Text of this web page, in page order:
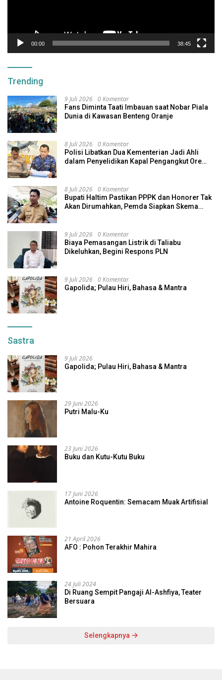
00:00 38:45
Trending
9 Juli 2026 0 Komentar
Fans Diminta Taati Imbauan saat Nobar Piala
Dunia di Kawasan Benteng Oranje
8 Juli 2026 0 Komentar
Polisi Libatkan Dua Kementerian Jadi Ahli
dalam Penyelidikan Kapal Pengangkut Ore
8 Juli 2026 0 Komentar
Bupati Haltim Pastikan PPPK dan Honorer Tak
Akan Dirumahkan, Pemda Siapkan Skema
9 Juli 2026 0 Komentar
Biaya Pemasangan Listrik di Taliabu
Dikeluhkan, Begini Respons PLN
9 Juli 2026 0 Komentar
Gapolida; Pulau Hiri, Bahasa & Mantra
Sastra
9 Juli 2026
Gapolida; Pulau Hiri, Bahasa & Mantra
29 Juni 2026
Putri Malu-Ku
23 Juni 2026
Buku dan Kutu-Kutu Buku
17 Juni 2026
Antoine Roquentin: Semacam Muak Artifisial
21 April 2026
AFO : Pohon Terakhir Mahira
24 Juli 2024
Di Ruang Sempit Pangaji Al-Ashfiya, Teater
Bersuara
Selengkapnya